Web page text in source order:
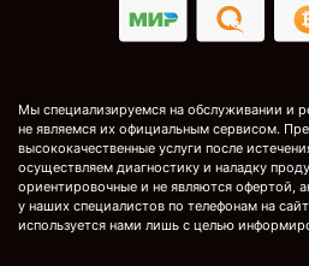
Мы специализируемся на обслуживании и
не являемся их официальным сервисом.
высококачественные услуги после
осуществляем диагностику и наладку
ориентировочные и не являются офертой,
у наших специалистов по телефонам на
используется нами лишь с целью